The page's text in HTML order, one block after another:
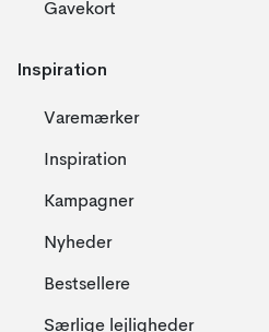
Gavekort
Inspiration
Varemærker
Inspiration
Kampagner
Nyheder
Bestsellere
Særlige lejligheder